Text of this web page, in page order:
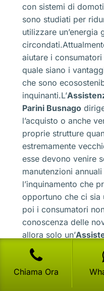
con sistemi di
sono studiati per
utilizzare un’energia
aiutare i
quale siano i
che sono
inquinanti.L’
Parini Busnago
l’acquisto o anche
proprie strutture
estremamente
esse devono venire
manutenzioni
l’inquinamento che
opportuno che ci sia
poi i consumatori
conoscenza delle
allora solo un’
Giuseppe Parini
di avere un
eventuali proposte
consumatore si
Chiama Ora